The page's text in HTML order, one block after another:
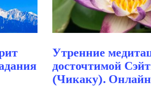
Утренние
досточтимой
(Чикаку).